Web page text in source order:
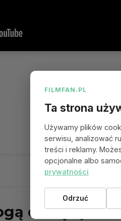
ci się
FILMFAN.PL
Ta strona
Używamy plików
serwisu, analizować
treści i reklamy.
opcjonalne albo
prywatności
Odrzuć